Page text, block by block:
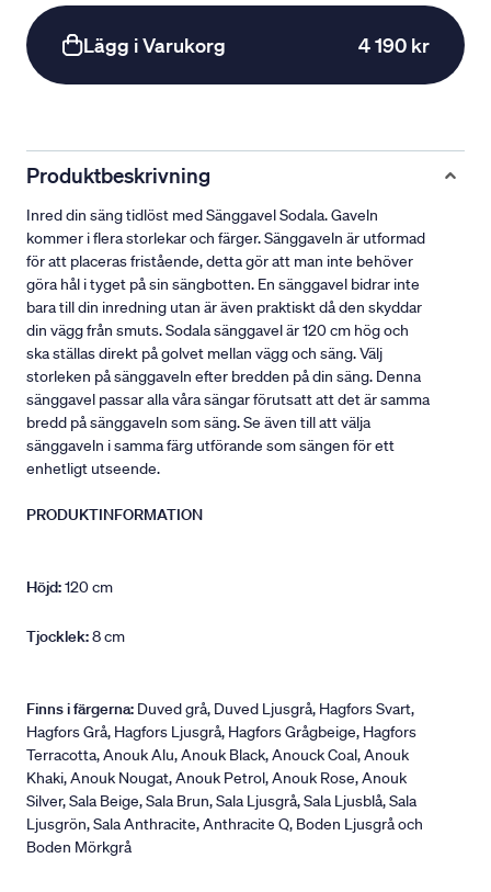
Lägg i Varukorg 4 190 kr
Produktbeskrivning
Inred din säng tidlöst med Sänggavel Sodala. Gaveln
kommer i flera storlekar och färger. Sänggaveln är utformad
för att placeras fristående, detta gör att man inte behöver
göra hål i tyget på sin sängbotten. En sänggavel bidrar inte
bara till din inredning utan är även praktiskt då den skyddar
din vägg från smuts. Sodala sänggavel är 120 cm hög och
ska ställas direkt på golvet mellan vägg och säng. Välj
storleken på sänggaveln efter bredden på din säng. Denna
sänggavel passar alla våra sängar förutsatt att det är samma
bredd på sänggaveln som säng. Se även till att välja
sänggaveln i samma färg utförande som sängen för ett
enhetligt utseende.
PRODUKTINFORMATION
Höjd:120 cm
Tjocklek:8 cm
Finns i färgerna: Duved grå, Duved Ljusgrå, Hagfors Svart,
Hagfors Grå, Hagfors Ljusgrå, Hagfors Grågbeige, Hagfors
Terracotta, Anouk Alu, Anouk Black, Anouck Coal, Anouk
Khaki, Anouk Nougat, Anouk Petrol, Anouk Rose, Anouk
Silver, Sala Beige, Sala Brun, Sala Ljusgrå, Sala Ljusblå, Sala
Ljusgrön, Sala Anthracite, Anthracite Q, Boden Ljusgrå och
Boden Mörkgrå